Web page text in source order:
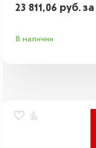
23 811,06 руб.за
В наличии